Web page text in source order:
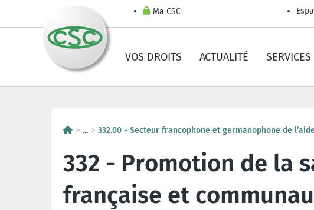
Ma CSC
VOS DROITS ACTUALITÉ SERVICES
... 332.00 - Secteur francophone et germanophone de
332 - Promotion de la
française et